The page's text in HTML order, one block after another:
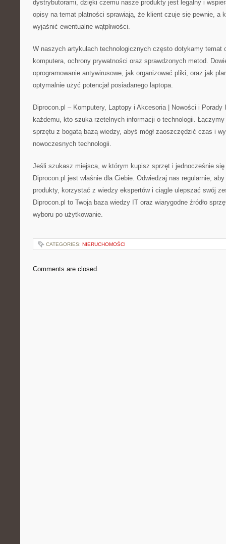
dystrybutorami, dzięki czemu nasze produkty jest legalny i
opisy na temat płatności sprawiają, że klient czuje się pewnie, a
wyjaśnić ewentualne wątpliwości.
W naszych artykułach technologicznych często dotykamy temat
komputera, ochrony prywatności oraz sprawdzonych metod.
oprogramowanie antywirusowe, jak organizować pliki, oraz jak
optymalnie użyć potencjał posiadanego laptopa.
Diprocon.pl – Komputery, Laptopy i Akcesoria | Nowości i
każdemu, kto szuka rzetelnych informacji o technologii.
sprzętu z bogatą bazą wiedzy, abyś mógł zaoszczędzić czas i
nowoczesnych technologii.
Jeśli szukasz miejsca, w którym kupisz sprzęt i jednocześnie
Diprocon.pl jest właśnie dla Ciebie. Odwiedzaj nas regularnie,
produkty, korzystać z wiedzy ekspertów i ciągle ulepszać swój
Diprocon.pl to Twoja baza wiedzy IT oraz wiarygodne źródło
wyboru po użytkowanie.
CATEGORIES: NIERUCHOMOŚCI
Comments are closed.